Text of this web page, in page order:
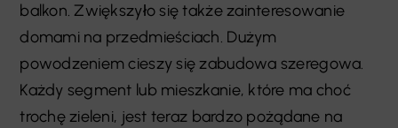
balkon. Zwiększyło się także zainteresowanie
domami na przedmieściach. Dużym
powodzeniem cieszy się zabudowa szeregowa.
Każdy segment lub mieszkanie, które ma choć
trochę zieleni, jest teraz bardzo pożądane na